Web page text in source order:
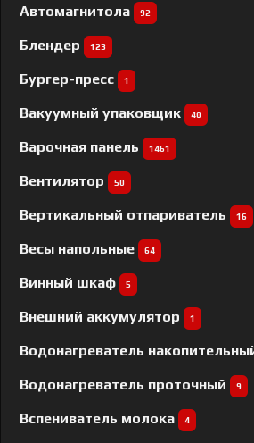
Автомагнитола 92
Блендер 123
Бургер-пресс 1
Вакуумный упаковщик 40
Варочная панель 1461
Вентилятор 50
Вертикальный отпариватель 16
Весы напольные 64
Винный шкаф 5
Внешний аккумулятор 1
Водонагреватель
Водонагреватель проточный 9
Вспениватель молока 4